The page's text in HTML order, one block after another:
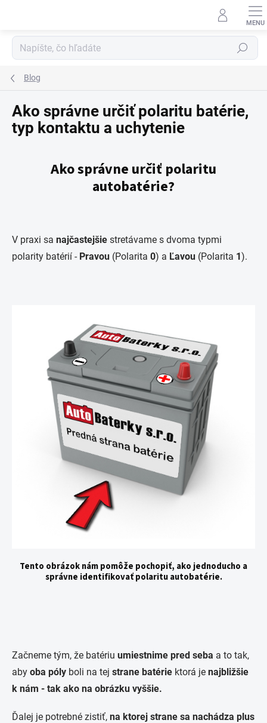
Hľadať
Blog
Ako správne určiť polaritu batérie,
typ kontaktu a uchytenie
Ako správne určiť polaritu
autobatérie?
V praxi sa najčastejšie stretávame s dvoma typmi
polarity batérií - Pravou (Polarita 0) a Ľavou (Polarita 1).
Tento obrázok nám pomôže pochopiť, ako jednoducho a
správne identifikovať polaritu autobatérie.
Začneme tým, že batériu umiestnime pred seba a to tak,
aby oba póly boli na tej strane batérie ktorá je najbližšie
k nám - tak ako na obrázku vyššie.
Ďalej je potrebné zistiť, na ktorej strane sa nachádza plus